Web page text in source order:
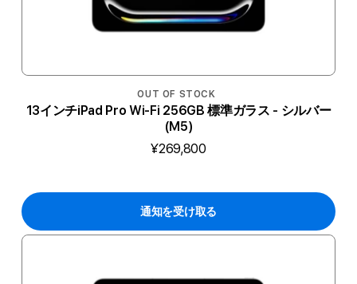
OUT OF STOCK
13インチiPad Pro Wi-Fi 256GB 標準ガラス - シルバー
(M5)
¥269,800
通知を受け取る